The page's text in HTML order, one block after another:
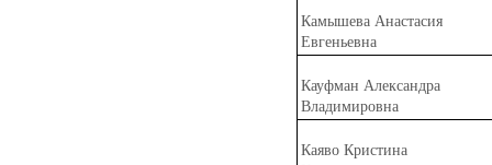
Камышева Анастасия
Евгеньевна
Кауфман Александра
Владимировна
Каяво Кристина